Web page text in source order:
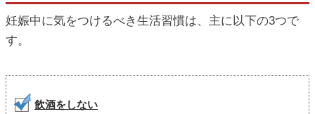
妊娠中に気をつけるべき生活習慣は、主に以下の3つで
す。
飲酒をしない